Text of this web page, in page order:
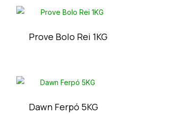
Prove Bolo Rei 1KG
Dawn Ferpó 5KG